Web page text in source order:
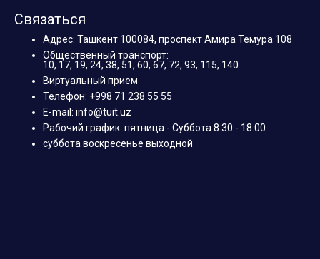
Связаться
Адрес: Ташкент 100084, проспект Амира Темура 108
Общественный транспорт:
10, 17, 19, 24, 38, 51, 60, 67, 72, 93, 115, 140
Виртуальный прием
Телефон: +998 71 238 55 55
E-mail: info@tuit.uz
Рабочий график: пятница - Суббота 8:30 - 18:00
суббота воскресенье выходной